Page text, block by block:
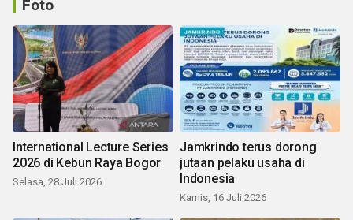
Foto
International Lecture Series
2026 di Kebun Raya Bogor
Selasa, 28 Juli 2026
Jamkrindo terus dorong
jutaan pelaku usaha di
Indonesia
Kamis, 16 Juli 2026